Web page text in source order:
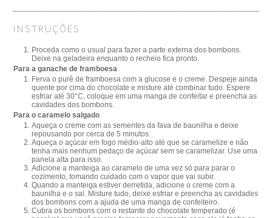
INSTRUÇÕES
Proceda como o usual para fazer a parte externa dos bombons.
Deixe na geladeira enquanto o recheio fica pronto.
Para a ganache de framboesa
Ferva o purê de framboesa com a glucose e o creme. Despeje ainda
quente por cima do chocolate e misture até combinar tudo. Espere
esfriar até 30°C, coloque em uma manga de confeitar e preencha as
cavidades dos bombons.
Para o caramelo salgado
Aqueça o creme com as sementes da fava de baunilha e deixe
repousando por cerca de 5 minutos.
Aqueça o açúcar em fogo médio-alto até que se caramelize e não
tenha mais nenhum pedaço de açúcar sem se caramelizar. Use uma
panela alta para isso.
Adicione a manteiga ao caramelo de uma vez só para parar o
cozimento, tomando cuidado com o vapor que vai subir.
Quando a manteiga estiver derretida, adicione o creme com a
baunilha e o sal. Misture tudo, deixe esfriar e preencha as cavidades
dos bombons com a ajuda de uma manga de confeiteiro.
Cubra os bombons com o restante do chocolate temperado (é